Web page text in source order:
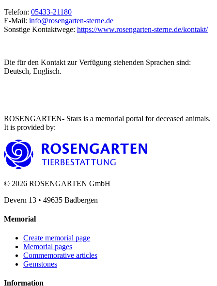
Telefon: 05433-21180
E-Mail: info@rosengarten-sterne.de
Sonstige Kontaktwege: https://www.rosengarten-sterne.de/kontakt/
Die für den Kontakt zur Verfügung stehenden Sprachen sind:
Deutsch, Englisch.
ROSENGARTEN- Stars is a memorial portal for deceased animals.
It is provided by:
© 2026 ROSENGARTEN GmbH
Devern 13 • 49635 Badbergen
Memorial
Create memorial page
Memorial pages
Commemorative articles
Gemstones
Information